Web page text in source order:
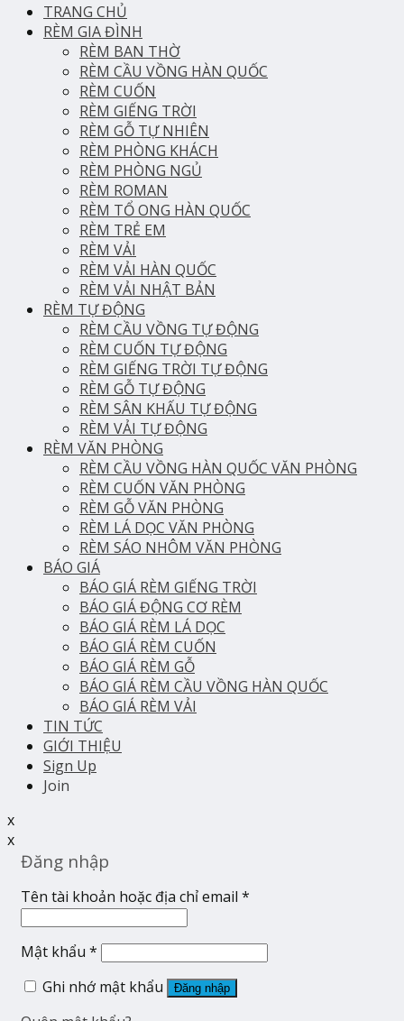
TRANG CHỦ
RÈM GIA ĐÌNH
RÈM BAN THỜ
RÈM CẦU VỒNG HÀN QUỐC
RÈM CUỐN
RÈM GIẾNG TRỜI
RÈM GỖ TỰ NHIÊN
RÈM PHÒNG KHÁCH
RÈM PHÒNG NGỦ
RÈM ROMAN
RÈM TỔ ONG HÀN QUỐC
RÈM TRẺ EM
RÈM VẢI
RÈM VẢI HÀN QUỐC
RÈM VẢI NHẬT BẢN
RÈM TỰ ĐỘNG
RÈM CẦU VỒNG TỰ ĐỘNG
RÈM CUỐN TỰ ĐỘNG
RÈM GIẾNG TRỜI TỰ ĐỘNG
RÈM GỖ TỰ ĐỘNG
RÈM SÂN KHẤU TỰ ĐỘNG
RÈM VẢI TỰ ĐỘNG
RÈM VĂN PHÒNG
RÈM CẦU VỒNG HÀN QUỐC VĂN PHÒNG
RÈM CUỐN VĂN PHÒNG
RÈM GỖ VĂN PHÒNG
RÈM LÁ DỌC VĂN PHÒNG
RÈM SÁO NHÔM VĂN PHÒNG
BÁO GIÁ
BÁO GIÁ RÈM GIẾNG TRỜI
BÁO GIÁ ĐỘNG CƠ RÈM
BÁO GIÁ RÈM LÁ DỌC
BÁO GIÁ RÈM CUỐN
BÁO GIÁ RÈM GỖ
BÁO GIÁ RÈM CẦU VỒNG HÀN QUỐC
BÁO GIÁ RÈM VẢI
TIN TỨC
GIỚI THIỆU
Sign Up
Join
x
x
Đăng nhập
Tên tài khoản hoặc địa chỉ email *
Mật khẩu *
Ghi nhớ mật khẩu
Đăng nhập